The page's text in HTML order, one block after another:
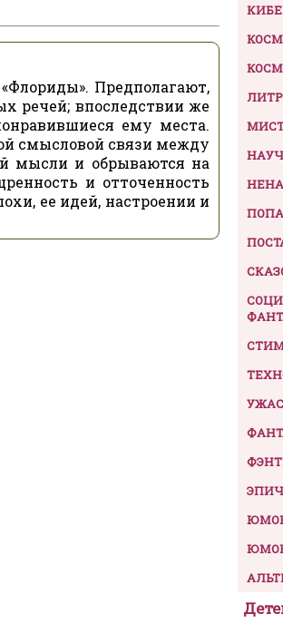
Предполагают,
речей; впоследствии же
ему места.
смысловой связи между
мысли и обрываются на
и отточенность
ее идей, настроении и